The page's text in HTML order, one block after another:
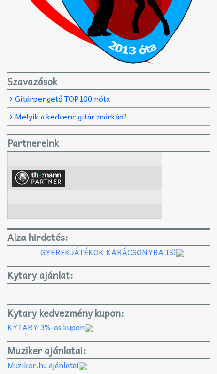
Szavazások
Gitárpengető TOP100 nóta
Melyik a kedvenc gitár márkád?
Partnereink
Alza hirdetés:
GYEREKJÁTÉKOK KARÁCSONYRA IS!
Kytary ajánlat:
Kytary kedvezmény kupon:
KYTARY 3%-os kupon
Muziker ajánlatai:
Muziker.hu ajánlatai